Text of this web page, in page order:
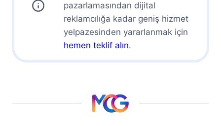
pazarlamasından dijital
reklamcılığa kadar geniş hizmet
yelpazesinden yararlanmak için
hemen teklif alın.